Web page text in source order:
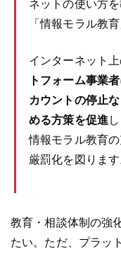
ネットの使い方
「情報モラル教
インターネット
トフォーム事業
カウントの停止
める方策を促進
情報モラル教育
厳罰化を図ります
教育・相談体制の強
たい。ただ、プラッ